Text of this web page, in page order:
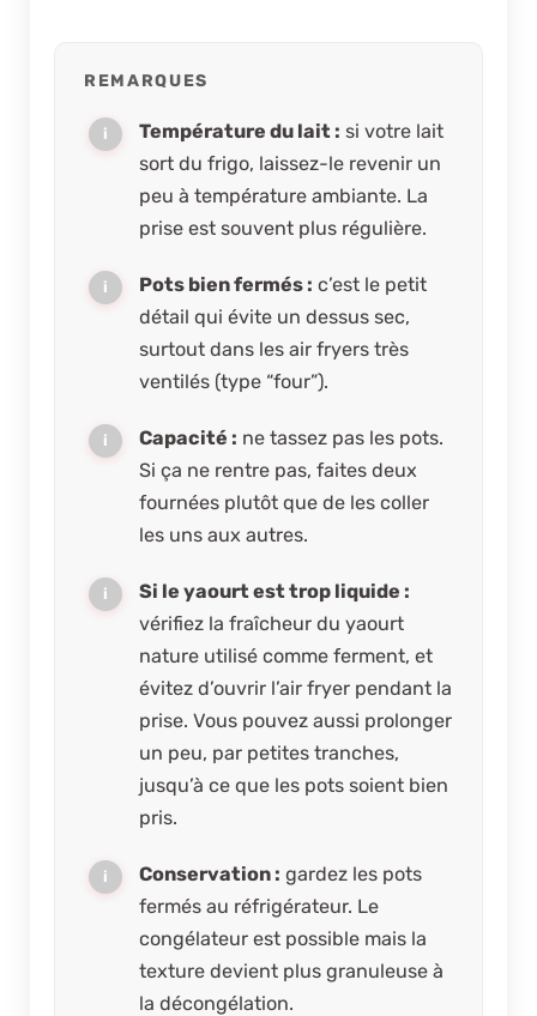
REMARQUES
Température du lait : si votre lait
sort du frigo, laissez-le revenir un
peu à température ambiante. La
prise est souvent plus régulière.
Pots bien fermés : c’est le petit
détail qui évite un dessus sec,
surtout dans les air fryers très
ventilés (type “four”).
Capacité : ne tassez pas les pots.
Si ça ne rentre pas, faites deux
fournées plutôt que de les coller
les uns aux autres.
Si le yaourt est trop liquide :
vérifiez la fraîcheur du yaourt
nature utilisé comme ferment, et
évitez d’ouvrir l’air fryer pendant la
prise. Vous pouvez aussi prolonger
un peu, par petites tranches,
jusqu’à ce que les pots soient bien
pris.
Conservation : gardez les pots
fermés au réfrigérateur. Le
congélateur est possible mais la
texture devient plus granuleuse à
la décongélation.